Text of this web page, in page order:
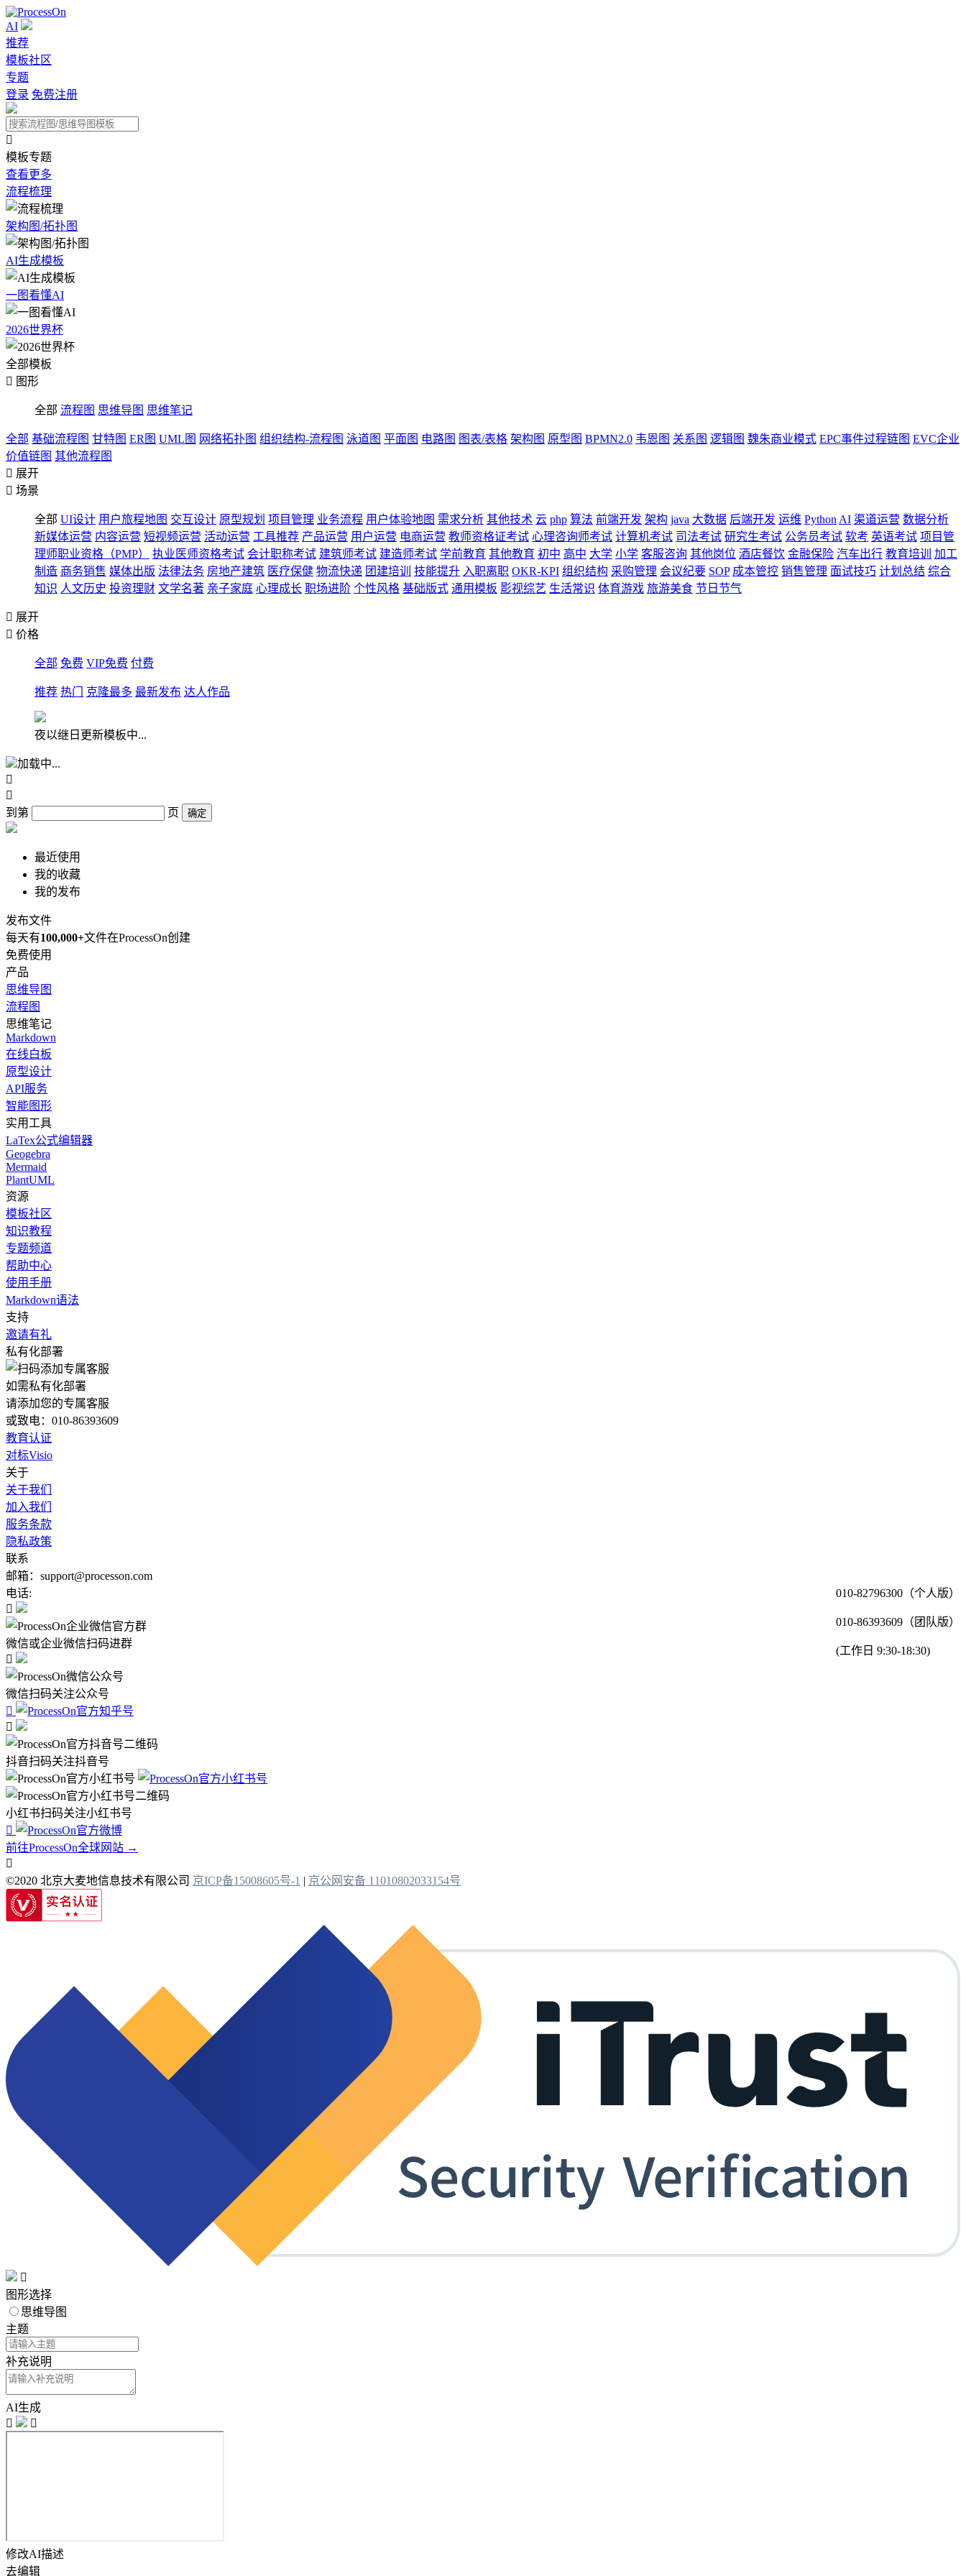
AI
推荐
模板社区
专题
登录 免费注册

模板专题
查看更多
流程梳理
架构图/拓扑图
AI生成模板
一图看懂AI
2026世界杯
全部模板
 图形
全部 流程图 思维导图 思维笔记
全部 基础流程图 甘特图 ER图 UML图 网络拓扑图 组织结构-流程图 泳道图 平面图 电路图 图表/表格 架构图 原型图 BPMN2.0 韦恩图 关系图 逻辑图 魏朱商业模式 EPC事件过程链图 EVC企业
价值链图 其他流程图
 展开
 场景
全部 UI设计 用户旅程地图 交互设计 原型规划 项目管理 业务流程 用户体验地图 需求分析 其他技术 云 php 算法 前端开发 架构 java 大数据 后端开发 运维 Python AI 渠道运营 数据分析
新媒体运营 内容运营 短视频运营 活动运营 工具推荐 产品运营 用户运营 电商运营 教师资格证考试 心理咨询师考试 计算机考试 司法考试 研究生考试 公务员考试 软考 英语考试 项目管
理师职业资格（PMP）
执业医师资格考试 会计职称考试 建筑师考试 建造师考试 学前教育 其他教育 初中 高中 大学 小学 客服咨询 其他岗位 酒店餐饮 金融保险 汽车出行 教育培训
加工
制造 商务销售 媒体出版 法律法务 房地产建筑 医疗保健 物流快递 团建培训 技能提升 入职离职 OKR-KPI 组织结构 采购管理 会议纪要 SOP 成本管控 销售管理 面试技巧 计划总结 综合
知识 人文历史 投资理财 文学名著 亲子家庭 心理成长 职场进阶 个性风格 基础版式 通用模板 影视综艺 生活常识 体育游戏 旅游美食 节日节气
 展开
 价格
全部 免费 VIP免费 付费
推荐 热门 克隆最多 最新发布 达人作品
夜以继日更新模板中...
加载中...


到第
页 确定
最近使用
我的收藏
我的发布
发布文件
每天有100,000+文件在ProcessOn创建
免费使用
产品
思维导图
流程图
思维笔记
Markdown
在线白板
原型设计
API服务
智能图形
实用工具
LaTex公式编辑器
Geogebra
Mermaid
PlantUML
资源
模板社区
知识教程
专题频道
帮助中心
使用手册
Markdown语法
支持
邀请有礼
私有化部署
如需私有化部署
请添加您的专属客服
或致电：010-86393609
教育认证
对标Visio
关于
关于我们
加入我们
服务条款
隐私政策
联系
邮箱：support@processon.com
电话:
010-82796300（个人版）
010-86393609（团队版）
(工作日 9:30-18:30)

微信或企业微信扫码进群

微信扫码关注公众号


抖音扫码关注抖音号
小红书扫码关注小红书号

前往ProcessOn全球网站 →

©2020 北京大麦地信息技术有限公司 京ICP备15008605号-1 | 京公网安备 11010802033154号

图形选择
思维导图
主题
补充说明
AI生成


修改AI描述
去编辑